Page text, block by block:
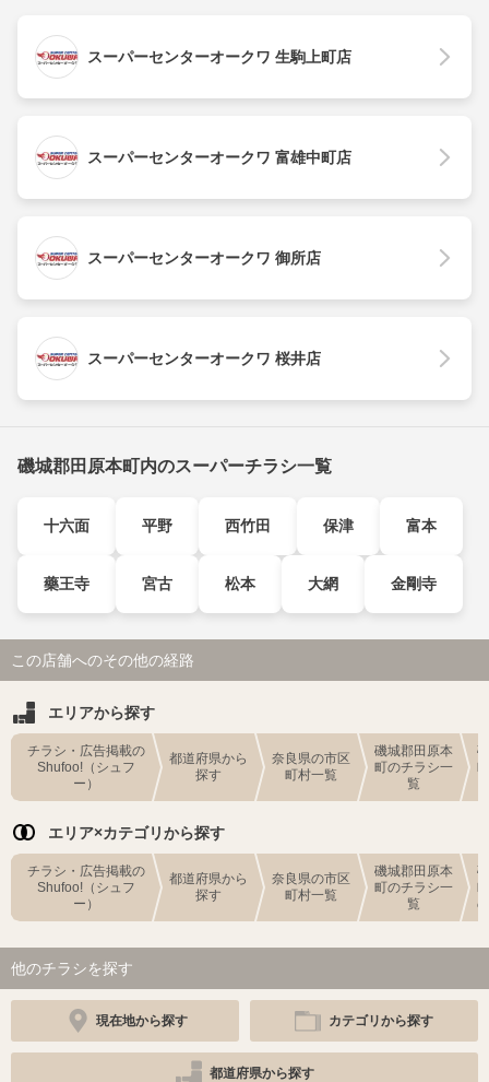
スーパーセンターオークワ 生駒上町店
スーパーセンターオークワ 富雄中町店
スーパーセンターオークワ 御所店
スーパーセンターオークワ 桜井店
磯城郡田原本町内のスーパーチラシ一覧
十六面 平野 西竹田 保津 富本
藥王寺 宮古 松本 大網 金剛寺
この店舗へのその他の経路
エリアから探す
チラシ・広告掲載の
Shufoo!（シュフ
ー）
都道府県から
探す
奈良県の市区
町村一覧
磯城郡田原本
町のチラシ一
覧
エリア×カテゴリから探す
チラシ・広告掲載の
Shufoo!（シュフ
ー）
都道府県から
探す
奈良県の市区
町村一覧
磯城郡田原本
町のチラシ一
覧
他のチラシを探す
現在地から探す カテゴリから探す
都道府県から探す